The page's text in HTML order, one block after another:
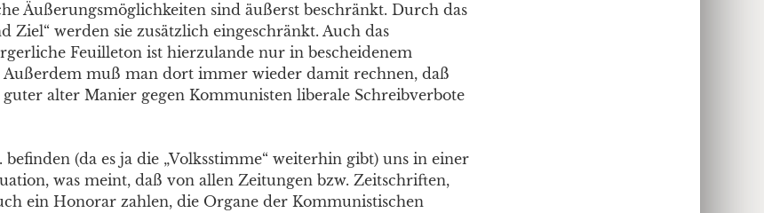
Äußerungsmöglichkeiten sind äußerst beschränkt. Durch das
Ziel“ werden sie zusätzlich eingeschränkt. Auch das
Feuilleton ist hierzulande nur in bescheidenem
Außerdem muß man dort immer wieder damit rechnen, daß
alter Manier gegen Kommunisten liberale Schreibverbote
(da es ja die „Volksstimme“ weiterhin gibt) uns in einer
was meint, daß von allen Zeitungen bzw. Zeitschriften,
ein Honorar zahlen, die Organe der Kommunistischen